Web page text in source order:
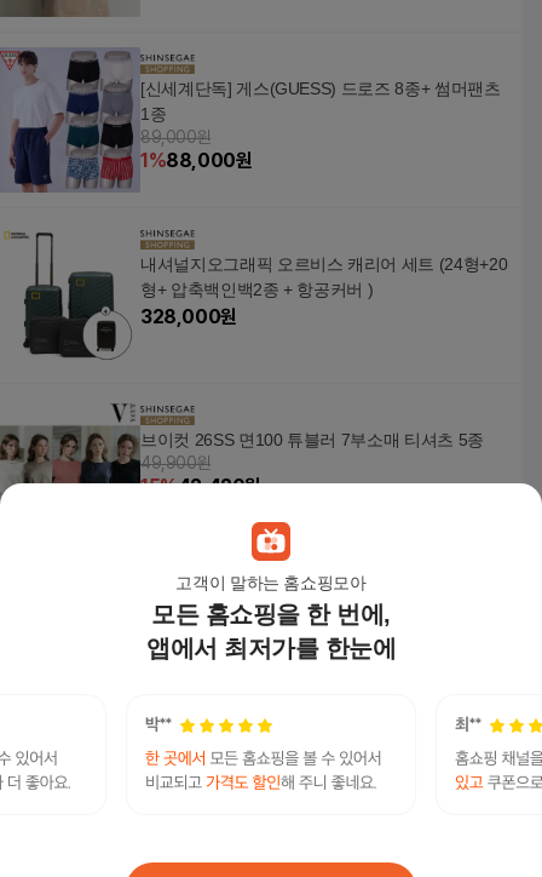
고객이 말하는 홈쇼핑모아
모든 홈쇼핑을 한 번에,
앱에서 최저가를 한눈에
[신세계단독] 게스(GUESS) 드로즈 8종+ 썸머팬츠
1종
89,000원
1%88,000원
내셔널지오그래픽 오르비스 캐리어 세트 (24형+20
형+ 압축백인백2종 + 항공커버 )
328,000원
브이컷 26SS 면100 튜블러 7부소매 티셔츠 5종
49,900원
15%42,420원
다이슨 에어랩 i.d. 멀티 스타일러 앤 드라이어 (블
루/코퍼) 국내AS 신세계
586,780원
26SS 밀레골프 남성 트리코트팬츠 3종세트(3만원
15%75,650원